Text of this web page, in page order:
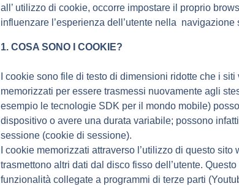
all’ utilizzo di cookie, occorre impostare il proprio
influenzare l’esperienza dell’utente nella navigazione
1. COSA SONO I COOKIE?
I cookie sono file di testo di dimensioni ridotte che i
memorizzati per essere trasmessi nuovamente agli
esempio le tecnologie SDK per il mondo mobile)
dispositivo o avere una durata variabile; possono
sessione (cookie di sessione).
I cookie memorizzati attraverso l’utilizzo di questo
trasmettono altri dati dal disco fisso dell’utente.
funzionalità collegate a programmi di terze parti